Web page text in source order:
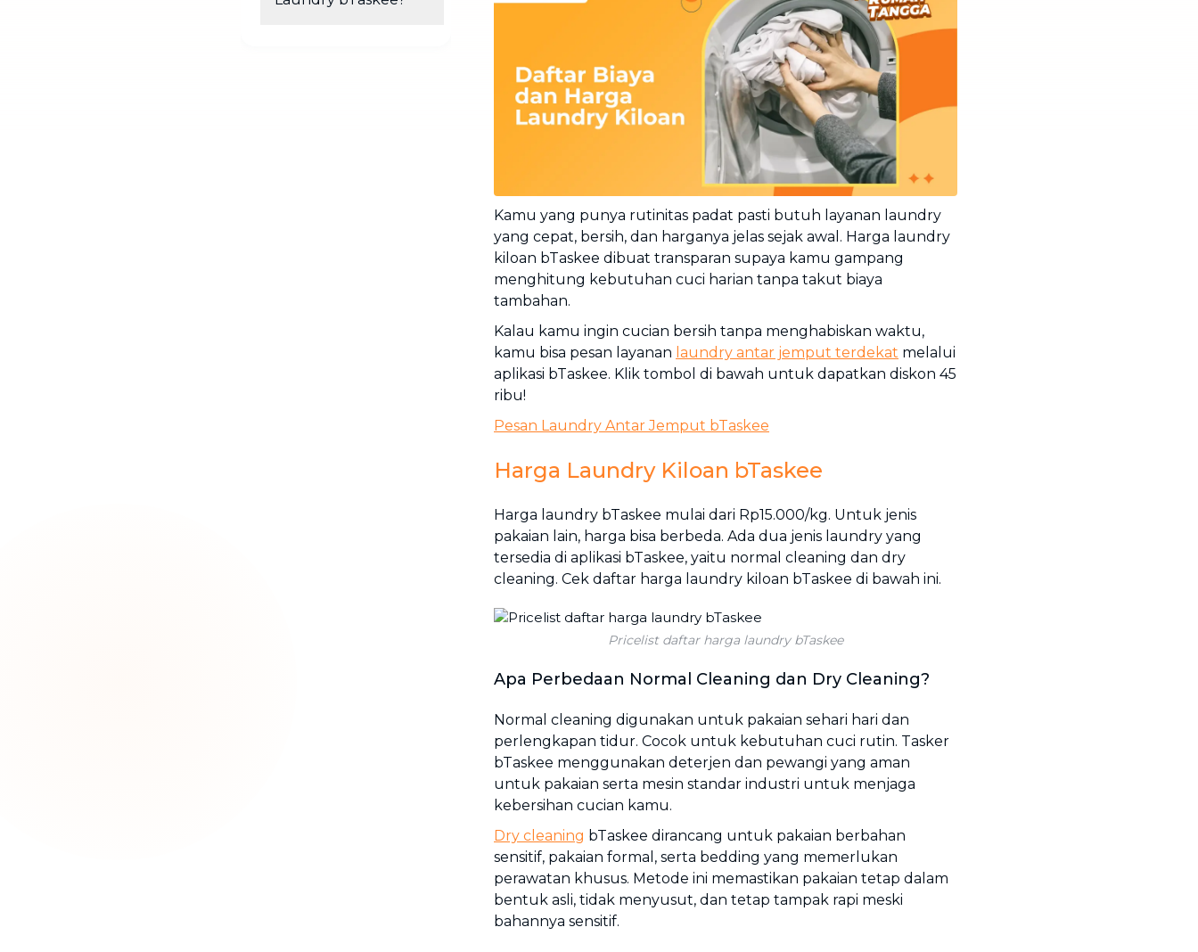
Cuci Sofa & Kasur
Layanan pembersihan sofa, kasur,
gorden, dan karpet profesional
Pindahan Rumah
Layanan pindahan dan relokasi
rumah secara menyeluruh
Kamu yang punya rutinitas padat pasti butuh layanan laundry
yang cepat, bersih, dan harganya jelas sejak awal. Harga laundry
kiloan bTaskee dibuat transparan supaya kamu gampang
menghitung kebutuhan cuci harian tanpa takut biaya
tambahan.
Kalau kamu ingin cucian bersih tanpa menghabiskan waktu,
kamu bisa pesan layanan laundry antar jemput terdekat melalui
aplikasi bTaskee. Klik tombol di bawah untuk dapatkan diskon 45
ribu!
Pesan Laundry Antar Jemput bTaskee
Harga Laundry Kiloan bTaskee
Harga laundry bTaskee mulai dari Rp15.000/kg. Untuk jenis
pakaian lain, harga bisa berbeda. Ada dua jenis laundry yang
tersedia di aplikasi bTaskee, yaitu normal cleaning dan dry
cleaning. Cek daftar harga laundry kiloan bTaskee di bawah ini.
Pricelist daftar harga laundry bTaskee
Apa Perbedaan Normal Cleaning dan Dry Cleaning?
Normal cleaning digunakan untuk pakaian sehari hari dan
perlengkapan tidur. Cocok untuk kebutuhan cuci rutin. Tasker
bTaskee menggunakan deterjen dan pewangi yang aman
untuk pakaian serta mesin standar industri untuk menjaga
kebersihan cucian kamu.
Dry cleaning bTaskee dirancang untuk pakaian berbahan
sensitif, pakaian formal, serta bedding yang memerlukan
perawatan khusus. Metode ini memastikan pakaian tetap dalam
bentuk asli, tidak menyusut, dan tetap tampak rapi meski
bahannya sensitif.